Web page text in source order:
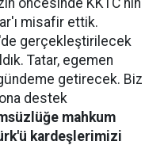
öncesinde KKTC'nin
misafir ettik.
gerçekleştirilecek
Tatar, egemen
getirecek. Biz
destek
mahkum
kardeşlerimizi